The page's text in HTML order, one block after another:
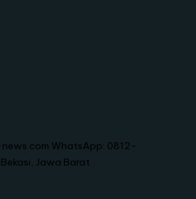
WhatsApp: 0812-
Jawa Barat